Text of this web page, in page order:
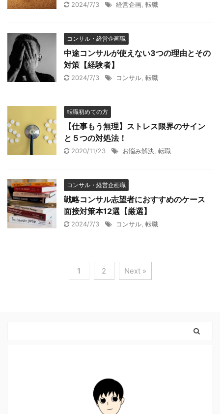
2024/7/3 経営企画 転職
コンサル・経営企画職
中途コンサルが使えない3つの理由とその
対策【経験者】
2024/7/3 コンサル 転職
転職初めての方
【仕事もう無理】ストレス限界のサイン
と５つの対処法！
2020/11/23 お悩み解決 転職
コンサル・経営企画職
戦略コンサル志望者におすすめのケース
面接対策本12選【厳選】
2024/7/3 コンサル 転職
1 2 Next »